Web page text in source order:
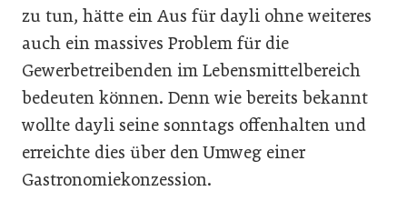
zu tun, hätte ein Aus für dayli ohne weiteres
auch ein massives Problem für die
Gewerbetreibenden im Lebensmittelbereich
bedeuten können. Denn wie bereits bekannt
wollte dayli seine sonntags offenhalten und
erreichte dies über den Umweg einer
Gastronomiekonzession.